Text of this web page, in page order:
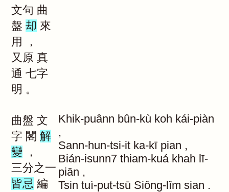
文句 曲
盤 却 來
用
，
又原 真
通 七字
明 。
曲盤 文
字 閣 解
變
，
三分之一
皆忌 編
Khik-puânn bûn-kù koh kái-piàn
,
Sann-hun-tsi-it ka-kī pian ,
Bián-isunn7 thiam-kuá khah lī-
piān ,
Tsin tuì-put-tsū Siông-lîm sian .